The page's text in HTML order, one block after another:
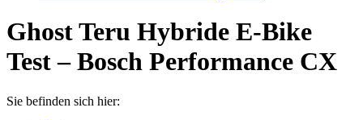
Ghost Teru Hybride E-Bike
Test – Bosch Performance CX
Sie befinden sich hier: